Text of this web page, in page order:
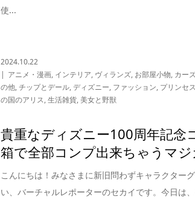
使...
2024.10.22
アニメ・漫画, インテリア, ヴィランズ, お部屋小物, カー
の他,チップとデール,ディズニー, ファッション, プリンセ
の国のアリス,生活雑貨,美女と野獣
貴重なディズニー100周年記念
箱で全部コンプ出来ちゃうマ
こんにちは！みなさまに新旧問わずキャラクター
い、バーチャルレポーターのセカイです。今日は